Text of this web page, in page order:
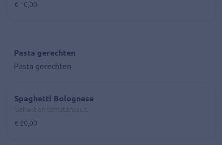
€ 10,00
Pasta gerechten
Pasta gerechten
Spaghetti Bolognese
€ 20,00